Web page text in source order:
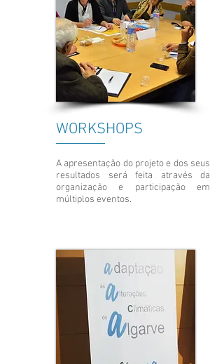
A apresentação do projeto e dos seus
resultados será feita através da
organização e participação em
múltiplos eventos.
WORKSHOPS